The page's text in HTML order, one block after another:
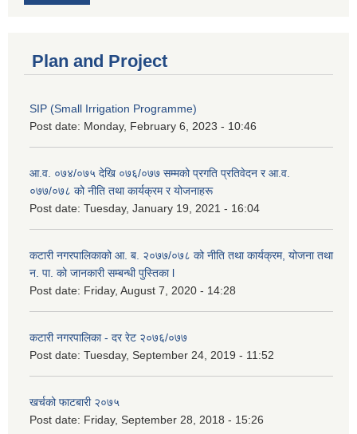
Plan and Project
SIP (Small Irrigation Programme)
Post date: Monday, February 6, 2023 - 10:46
आ.व. ०७४/०७५ देखि ०७६/०७७ सम्मको प्रगति प्रतिवेदन र आ.व.
०७७/०७८ को नीति तथा कार्यक्रम र योजनाहरू
Post date: Tuesday, January 19, 2021 - 16:04
कटारी नगरपालिकाको आ. ब. २०७७/०७८ को नीति तथा कार्यक्रम, योजना तथा
न. पा. को जानकारी सम्बन्धी पुस्तिका l
Post date: Friday, August 7, 2020 - 14:28
कटारी नगरपालिका - दर रेट २०७६/०७७
Post date: Tuesday, September 24, 2019 - 11:52
खर्चको फाटबारी २०७५
Post date: Friday, September 28, 2018 - 15:26